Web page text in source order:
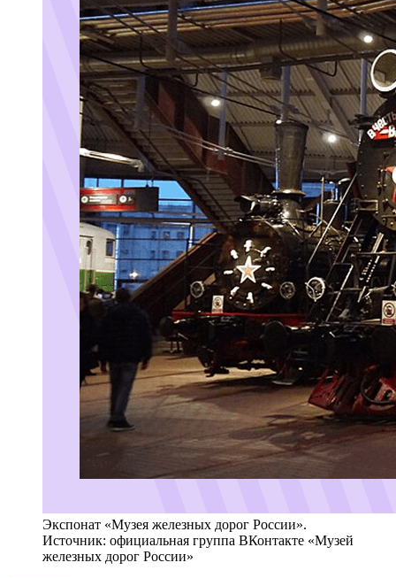
Экспонат «Музея железных дорог России».
Источник: официальная группа ВКонтакте «Музей
железных дорог России»